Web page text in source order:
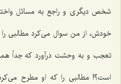
شخص دیگری و راجع به مسائل
خودش، از من سوال می‌کرد مطالبی را
تعجب و به وحشت درآورد که جداً
است؟! مطالبی را که او مطرح